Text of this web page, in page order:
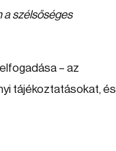
a szélsőséges
– az
tájékoztatásokat, és